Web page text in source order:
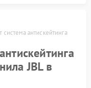
антискейтинга
JBL в